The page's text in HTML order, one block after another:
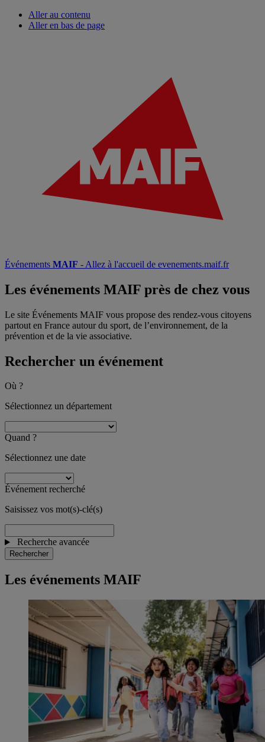
Aller au contenu
Aller en bas de page
Événements MAIF - Allez à l'accueil de evenements.maif.fr
Les événements MAIF près de chez vous
Le site Événements MAIF vous propose des rendez-vous citoyens
partout en France autour du sport, de l’environnement, de la
prévention et de la vie associative.
Rechercher un événement
Où ?
Sélectionnez un département
Quand ?
Sélectionnez une date
Événement recherché
Saisissez vos mot(s)-clé(s)
Recherche avancée
Rechercher
Les événements MAIF